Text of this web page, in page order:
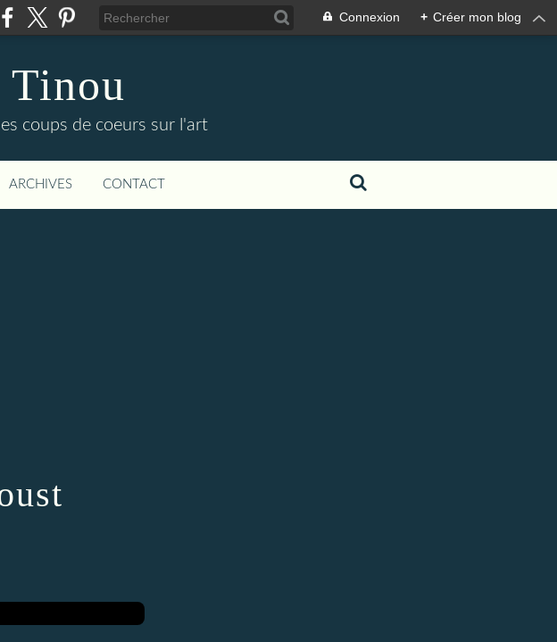
Connexion + Créer mon blog
coups de coeurs sur l'art
ARCHIVES CONTACT